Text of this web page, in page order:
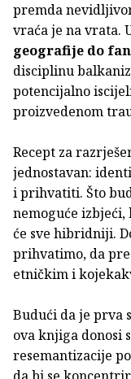
premda
vraća je na vrata.
geografije do
disciplinu
potencijalno
proizvedenom
Recept za
jednostavan:
i prihvatiti. Što
nemoguće izbjeći,
će sve hibridniji.
prihvatimo, da
etničkim i
Budući da je prva
ova knjiga donosi
resemantizacije